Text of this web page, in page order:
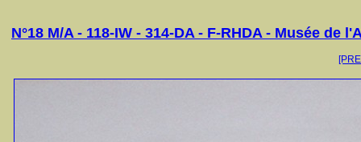
N°18 M/A - 118-IW - 314-DA - F-RHDA - Musée